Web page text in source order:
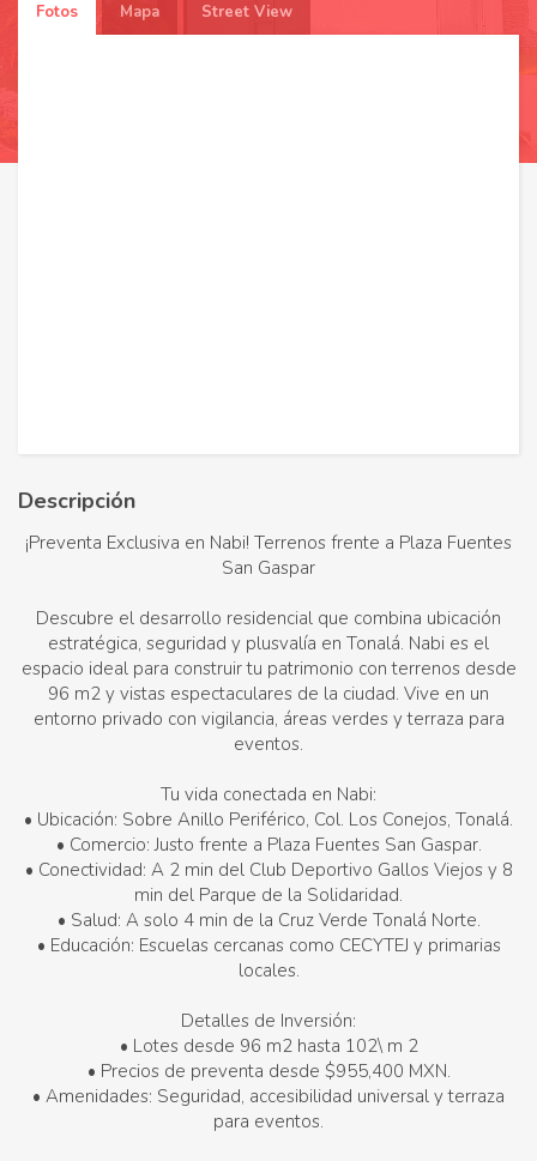
Fotos Mapa Street View
Descripción
¡Preventa Exclusiva en Nabi! Terrenos frente a Plaza Fuentes
San Gaspar
Descubre el desarrollo residencial que combina ubicación
estratégica, seguridad y plusvalía en Tonalá. Nabi es el
espacio ideal para construir tu patrimonio con terrenos desde
96 m2 y vistas espectaculares de la ciudad. Vive en un
entorno privado con vigilancia, áreas verdes y terraza para
eventos.
Tu vida conectada en Nabi:
• Ubicación: Sobre Anillo Periférico, Col. Los Conejos, Tonalá.
• Comercio: Justo frente a Plaza Fuentes San Gaspar.
• Conectividad: A 2 min del Club Deportivo Gallos Viejos y 8
min del Parque de la Solidaridad.
• Salud: A solo 4 min de la Cruz Verde Tonalá Norte.
• Educación: Escuelas cercanas como CECYTEJ y primarias
locales.
Detalles de Inversión:
• Lotes desde 96 m2 hasta 102\ m 2
• Precios de preventa desde $955,400 MXN.
• Amenidades: Seguridad, accesibilidad universal y terraza
para eventos.